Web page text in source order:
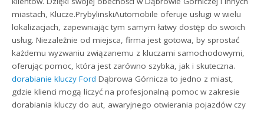
miastach, Klucze.PrybylinskiAutomobile oferuje usługi w wielu
lokalizacjach, zapewniając tym samym łatwy dostęp do swoich
usług. Niezależnie od miejsca, firma jest gotowa, by sprostać
każdemu wyzwaniu związanemu z kluczami samochodowymi,
oferując pomoc, która jest zarówno szybka, jak i skuteczna.
dorabianie kluczy Ford Dąbrowa Górnicza to jedno z miast,
gdzie klienci mogą liczyć na profesjonalną pomoc w zakresie
dorabiania kluczy do aut, awaryjnego otwierania pojazdów czy